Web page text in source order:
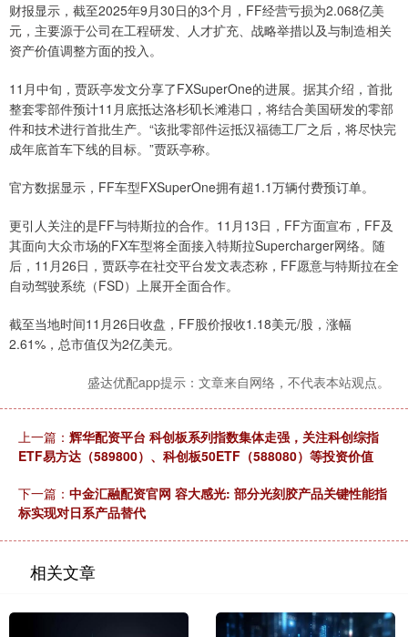
财报显示，截至2025年9月30日的3个月，FF经营亏损为2.068亿美
元，主要源于公司在工程研发、人才扩充、战略举措以及与制造相关
资产价值调整方面的投入。
11月中旬，贾跃亭发文分享了FXSuperOne的进展。据其介绍，首批
整套零部件预计11月底抵达洛杉矶长滩港口，将结合美国研发的零部
件和技术进行首批生产。“该批零部件运抵汉福德工厂之后，将尽快完
成年底首车下线的目标。”贾跃亭称。
官方数据显示，FF车型FXSuperOne拥有超1.1万辆付费预订单。
更引人关注的是FF与特斯拉的合作。11月13日，FF方面宣布，FF及
其面向大众市场的FX车型将全面接入特斯拉Supercharger网络。随
后，11月26日，贾跃亭在社交平台发文表态称，FF愿意与特斯拉在全
自动驾驶系统（FSD）上展开全面合作。
截至当地时间11月26日收盘，FF股价报收1.18美元/股，涨幅
2.61%，总市值仅为2亿美元。
盛达优配app提示：文章来自网络，不代表本站观点。
上一篇： 辉华配资平台 科创板系列指数集体走强，关注科创综指
ETF易方达（589800）、科创板50ETF（588080）等投资价值
下一篇： 中金汇融配资官网 容大感光: 部分光刻胶产品关键性能指
标实现对日系产品替代
相关文章